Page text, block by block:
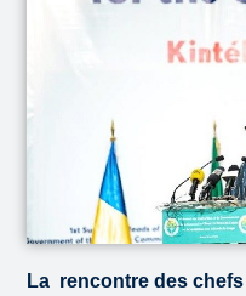
La rencontre des